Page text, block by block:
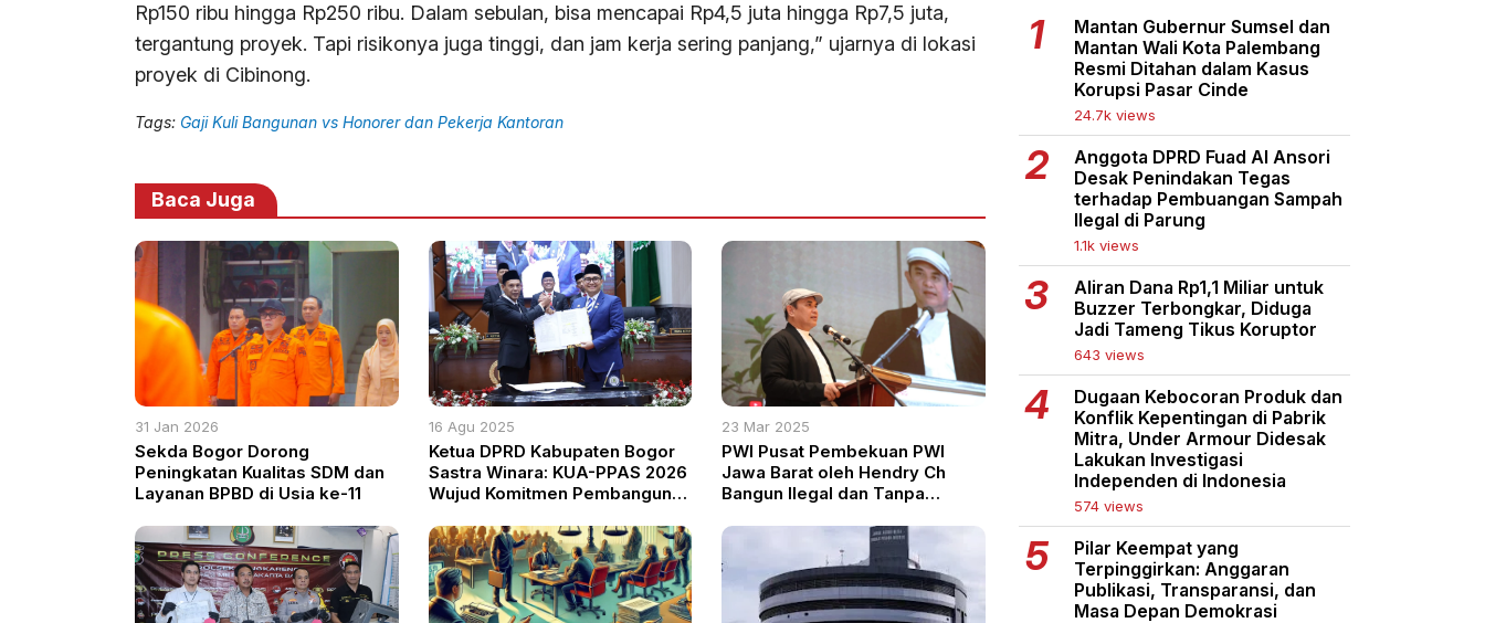
Rp150 ribu hingga Rp250 ribu. Dalam sebulan, bisa mencapai Rp4,5 juta hingga Rp7,5 juta,
tergantung proyek. Tapi risikonya juga tinggi, dan jam kerja sering panjang,” ujarnya di lokasi
proyek di Cibinong.
Tags: Gaji Kuli Bangunan vs Honorer dan Pekerja Kantoran
Baca Juga
31 Jan 2026
Sekda Bogor Dorong
Peningkatan Kualitas SDM dan
Layanan BPBD di Usia ke-11
16 Agu 2025
Ketua DPRD Kabupaten Bogor
Sastra Winara: KUA-PPAS 2026
Wujud Komitmen Pembangunan
23 Mar 2025
PWI Pusat Pembekuan PWI
Jawa Barat oleh Hendry Ch
Bangun Ilegal dan Tanpa
Mantan Gubernur Sumsel dan
Mantan Wali Kota Palembang
Resmi Ditahan dalam Kasus
Korupsi Pasar Cinde
24.7k views
Anggota DPRD Fuad Al Ansori
Desak Penindakan Tegas
terhadap Pembuangan Sampah
Ilegal di Parung
1.1k views
Aliran Dana Rp1,1 Miliar untuk
Buzzer Terbongkar, Diduga
Jadi Tameng Tikus Koruptor
643 views
Dugaan Kebocoran Produk dan
Konflik Kepentingan di Pabrik
Mitra, Under Armour Didesak
Lakukan Investigasi
Independen di Indonesia
574 views
Pilar Keempat yang
Terpinggirkan: Anggaran
Publikasi, Transparansi, dan
Masa Depan Demokrasi